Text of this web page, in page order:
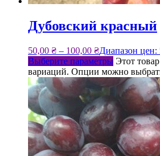
Дубовский красный
50,00 ₴ – 100,00 ₴Диапазон цен:
Выберите параметры Этот
вариаций. Опции можно